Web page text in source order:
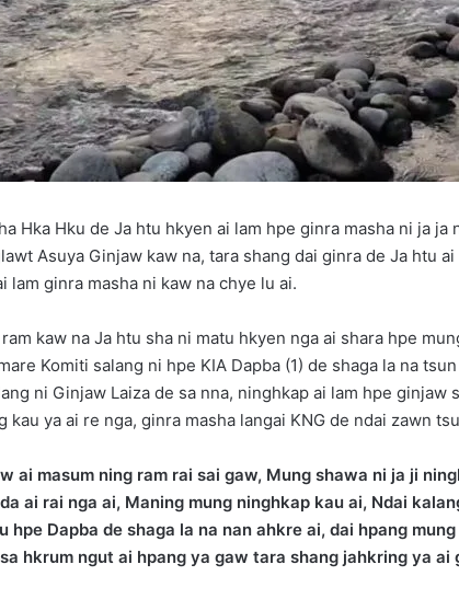
Hka Hku de Ja htu hkyen ai lam hpe ginra masha ni ja ja
Asuya Ginjaw kaw na, tara shang dai ginra de Ja htu
lam ginra masha ni kaw na chye lu ai.
kaw na Ja htu sha ni matu hkyen nga ai shara hpe
Komiti salang ni hpe KIA Dapba (1) de shaga la na
ni Ginjaw Laiza de sa nna, ninghkap ai lam hpe ginjaw
kau ya ai re nga, ginra masha langai KNG de ndai zawn
ai masum ning ram rai sai gaw, Mung shawa ni ja ji
ai rai nga ai, Maning mung ninghkap kau ai, Ndai
hpe Dapba de shaga la na nan ahkre ai, dai hpang
hkrum ngut ai hpang ya gaw tara shang jahkring ya ai